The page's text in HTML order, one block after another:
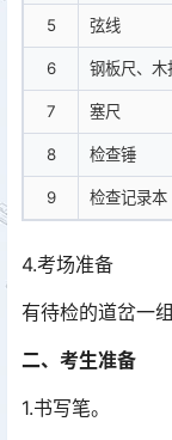
5 弦线
6 钢板尺、木
7 塞尺
8 检查锤
9 检查记录本
4.考场准备
有待检的道岔一组
二、考生准备
1.书写笔。